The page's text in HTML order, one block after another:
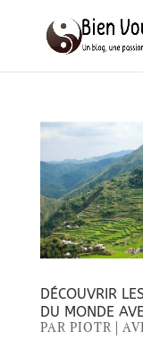
DÉCOUVRIR
DU MONDE
PAR PIOTR